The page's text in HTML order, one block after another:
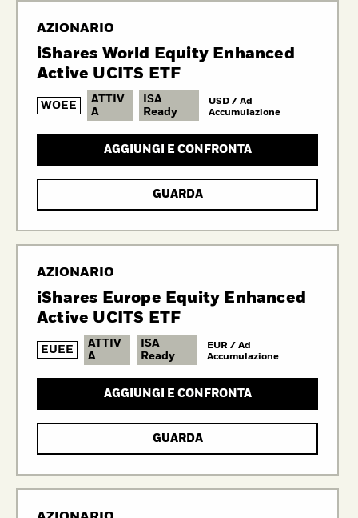
AZIONARIO
iShares World Equity Enhanced
Active UCITS ETF
WOEE
ATTIV
A
ISA
Ready
USD / Ad
Accumulazione
AGGIUNGI E CONFRONTA
GUARDA
AZIONARIO
iShares Europe Equity Enhanced
Active UCITS ETF
EUEE
ATTIV
A
ISA
Ready
EUR / Ad
Accumulazione
AGGIUNGI E CONFRONTA
GUARDA